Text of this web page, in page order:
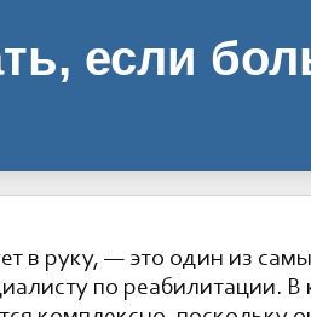
если
в руку, — это один из
по реабилитации.